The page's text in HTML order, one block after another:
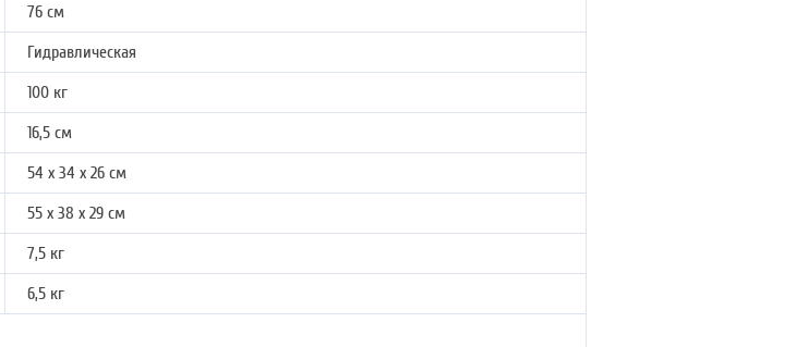
76 см
Гидравлическая
100 кг
16,5 см
54 x 34 x 26 см
55 х 38 х 29 см
7,5 кг
6,5 кг